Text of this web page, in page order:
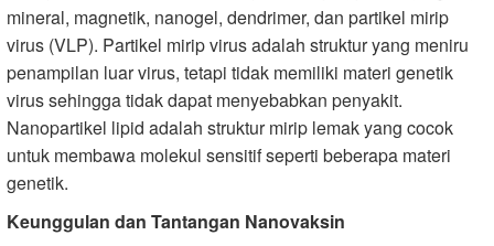
mineral, magnetik, nanogel, dendrimer, dan partikel mirip
virus (VLP). Partikel mirip virus adalah struktur yang meniru
penampilan luar virus, tetapi tidak memiliki materi genetik
virus sehingga tidak dapat menyebabkan penyakit.
Nanopartikel lipid adalah struktur mirip lemak yang cocok
untuk membawa molekul sensitif seperti beberapa materi
genetik.
Keunggulan dan Tantangan Nanovaksin